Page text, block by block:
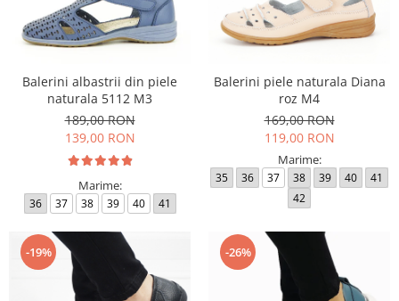
Balerini albastrii din piele
naturala 5112 M3
189,00 RON
139,00 RON
Marime:
36 37 38 39 40 41
Balerini piele naturala Diana
roz M4
169,00 RON
119,00 RON
Marime:
35 36 37 38 39 40
41
42
-19% -26%